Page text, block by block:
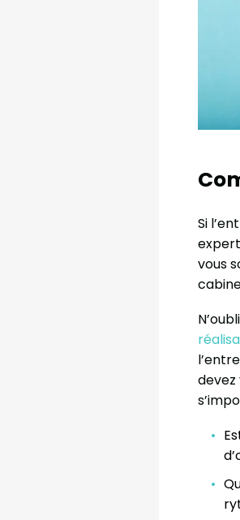
Si
vous
devez